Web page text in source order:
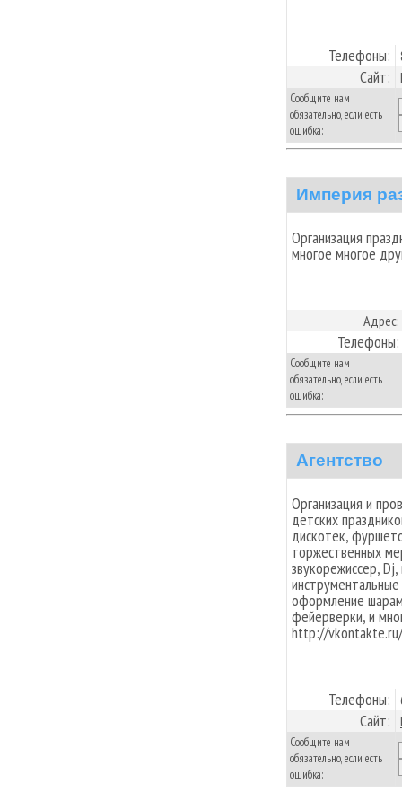
Телефоны:
Сайт:
Сообщите нам
обязательно, если есть
ошибка:
Империя
Организация
многое многое
Адрес:
Телефоны:
Сообщите нам
обязательно, если есть
ошибка:
Агентство
Организация и
детских
дискотек,
торжественных
звукорежиссер,
оформление
фейерверки, и
http://
Телефоны:
Сайт:
Сообщите нам
обязательно, если есть
ошибка: